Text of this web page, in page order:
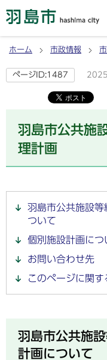
ホーム 市政情報
ページID:1487
羽島市公共施
理計画
羽島市公共施設等
ついて
個別施設計画につ
お問い合わせ先
このページに関す
羽島市公共施
計画について